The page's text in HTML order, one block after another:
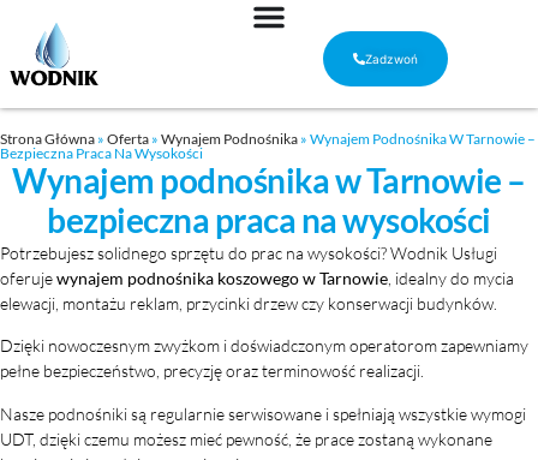
Zadzwoń
Strona Główna » Oferta » Wynajem Podnośnika » Wynajem Podnośnika W Tarnowie –
Bezpieczna Praca Na Wysokości
Wynajem podnośnika w Tarnowie –
bezpieczna praca na wysokości
Potrzebujesz solidnego sprzętu do prac na wysokości? Wodnik Usługi
oferujewynajem podnośnika koszowego w Tarnowie , idealny do mycia
elewacji, montażu reklam, przycinki drzew czy konserwacji budynków.
Dzięki nowoczesnym zwyżkom i doświadczonym operatorom zapewniamy
pełne bezpieczeństwo, precyzję oraz terminowość realizacji.
Nasze podnośniki są regularnie serwisowane i spełniają wszystkie wymogi
UDT, dzięki czemu możesz mieć pewność, że prace zostaną wykonane